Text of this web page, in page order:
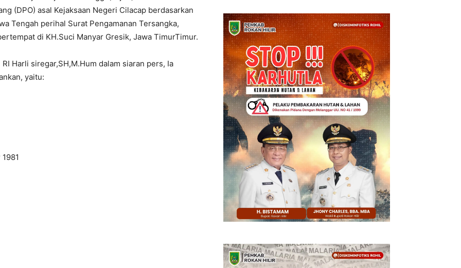
(DPO) asal Kejaksaan Negeri Cilacap berdasarkan
Tengah perihal Surat Pengamanan Tersangka,
di KH.Suci Manyar Gresik, Jawa TimurTimur.
Harli siregar,SH,M.Hum dalam siaran pers, Ia
yaitu: